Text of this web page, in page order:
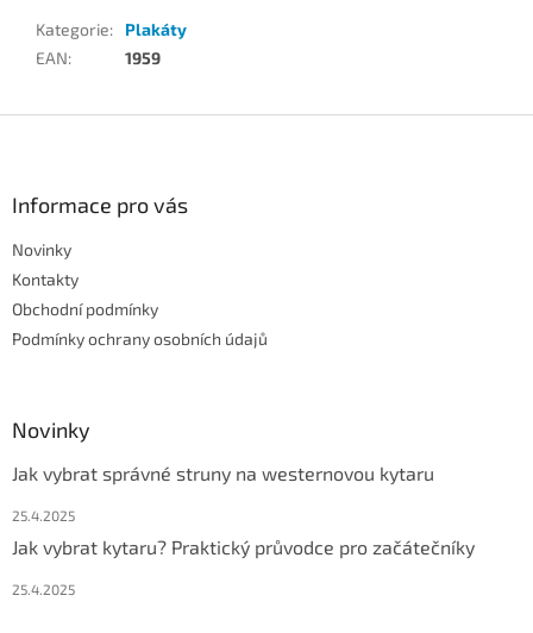
Kategorie:
Plakáty
EAN: 1959
Informace pro vás
Novinky
Kontakty
Obchodní podmínky
Podmínky ochrany osobních údajů
Novinky
Jak vybrat správné struny na westernovou kytaru
25.4.2025
Jak vybrat kytaru? Praktický průvodce pro začátečníky
25.4.2025